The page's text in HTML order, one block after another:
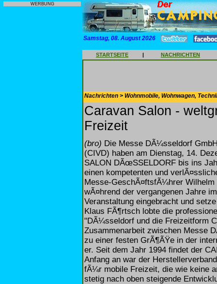
WERBUNG
Samstag, 08. August 2026
STARTSEITE | NACHRICHTEN
Nachrichten > Wohnmobile, Wohnwagen,
Caravan Salon -
Freizeit
(bro) Die Messe DÃ¼sseldorf
(CIVD) haben am Dienstag, 14.
SALON DÃœSSELDORF bis ins
einen kompetenten und
Messe-GeschÃ¤ftsfÃ¼hrer Wilhelm
wÃ¤hrend der vergangenen Jahre
Veranstaltung eingebracht und
Klaus FÃ¶rtsch lobte die
"DÃ¼sseldorf und die Freizeitform
Zusammenarbeit zwischen Messe
zu einer festen GrÃ¶ÃŸe in der
er. Seit dem Jahr 1994 findet der
Anfang an war der
fÃ¼r mobile Freizeit, die wie keine
stetig nach oben steigende